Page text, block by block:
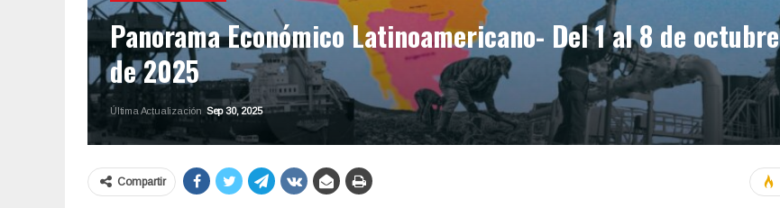
Panorama Económico Latinoamericano- Del 1 al 8 de octubre
de 2025
Última Actualización Sep 30, 2025
Compartir